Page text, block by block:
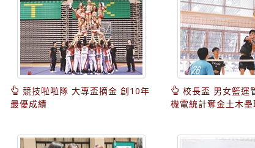
競技啦啦隊 大專盃摘金 創10年
最優成績
校長盃 男女籃運
機電統計奪金土木